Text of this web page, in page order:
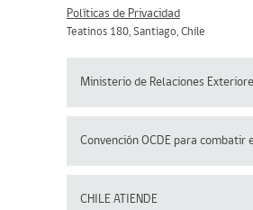
Políticas de Privacidad
Teatinos 180, Santiago, Chile
Ministerio de Relaciones
Convención OCDE para combatir
CHILE ATIENDE